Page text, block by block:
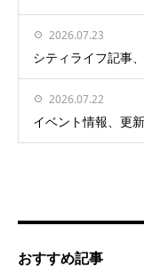
2026.07.23
シティライフ記事
2026.07.22
イベント情報、更
おすすめ記事